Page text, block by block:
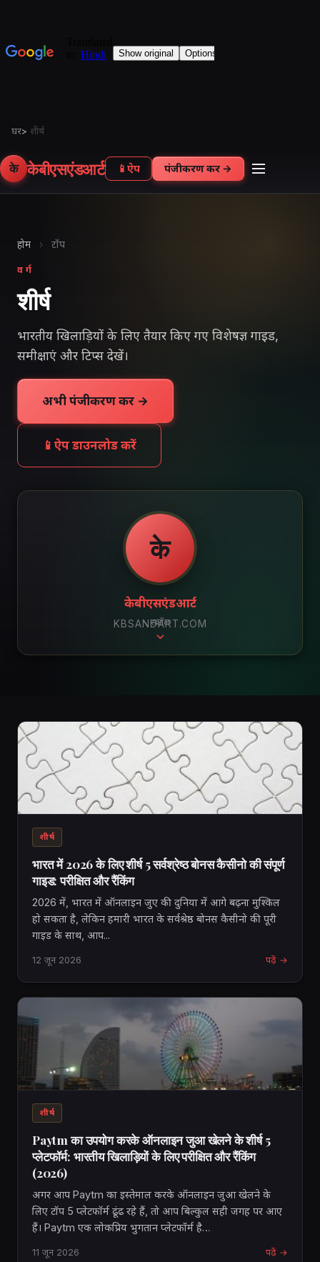
घर> शीर्ष
के केबीएसएंडआर्ट 📱 ऐप पंजीकरण करें →
होम › टॉप
वर्ग
शीर्ष
भारतीय खिलाड़ियों के लिए तैयार किए गए विशेषज्ञ गाइड,
समीक्षाएं और टिप्स देखें।
अभी पंजीकरण करें →
📱 ऐप डाउनलोड करें
के
केबीएसएंडआर्ट
KBSANDART.COM
स्क्रॉल
शीर्ष
भारत में 2026 के लिए शीर्ष 5 सर्वश्रेष्ठ बोनस कैसीनो की संपूर्ण
गाइड: परीक्षित और रैंकिंग
2026 में, भारत में ऑनलाइन जुए की दुनिया में आगे बढ़ना मुश्किल
हो सकता है, लेकिन हमारी भारत के सर्वश्रेष्ठ बोनस कैसीनो की पूरी
गाइड के साथ, आप...
12 जून 2026 पढ़ें →
शीर्ष
Paytm का उपयोग करके ऑनलाइन जुआ खेलने के शीर्ष 5
प्लेटफॉर्म: भारतीय खिलाड़ियों के लिए परीक्षित और रैंकिंग
(2026)
अगर आप Paytm का इस्तेमाल करके ऑनलाइन जुआ खेलने के
लिए टॉप 5 प्लेटफॉर्म ढूंढ रहे हैं, तो आप बिल्कुल सही जगह पर आए
हैं। Paytm एक लोकप्रिय भुगतान प्लेटफॉर्म है…
11 जून 2026 पढ़ें →